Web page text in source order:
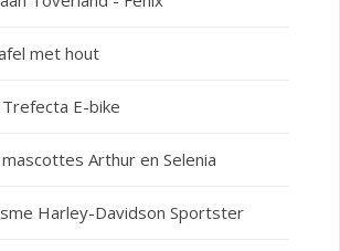
met hout
E-bike
Arthur en Selenia
Harley-Davidson Sportster